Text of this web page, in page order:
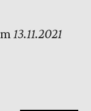
13.11.2021